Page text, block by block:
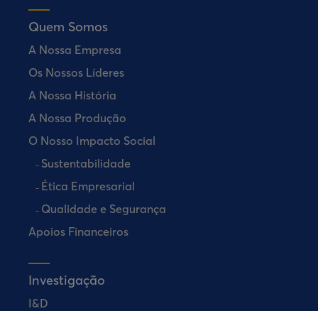
Quem Somos
A Nossa Empresa
Os Nossos Líderes
A Nossa História
A Nossa Produção
O Nosso Impacto Social
Sustentabilidade
Ética Empresarial
Qualidade e Segurança
Apoios Financeiros
Investigação
I&D